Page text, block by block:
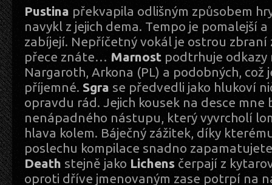
Pustina překvapila odlišným způsobem
navykl z jejich dema. Tempo je pomalejší
zabíjejí. Nepříčetný vokál je ostrou zbraní
přece znáte… Marnost podtrhuje odkazy
Nargaroth, Arkona (PL) a podobných, což
příjemné. Sgra se předvedli jako hlukoví
opravdu rád. Jejich kousek na desce mne
nenápadného nástupu, který vyvrcholí
hlava kolem. Báječný zážitek, díky
poslechu kompilace snadno
Death stejně jako Lichens čerpají z
oproti dříve jmenovaným zase potrpí na